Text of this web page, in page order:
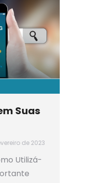
Suas
de 2023
Utilizá-